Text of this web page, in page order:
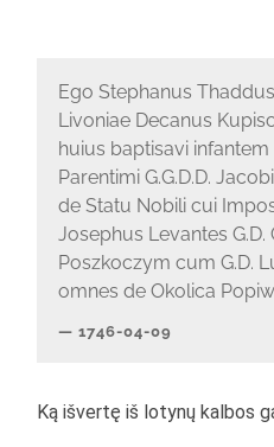
Ego Stephanus
Livoniae Decanus
huius baptisavi
Parentimi G.G.D.D.
de Statu Nobili cui
Josephus Levantes G.D.
Poszkoczym cum G.D.
omnes de Okolica
1746-04-09
Ką išvertę iš lotynų kalbos